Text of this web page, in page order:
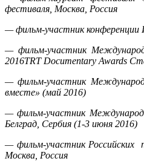
фестиваля, Москва, Россия
— фильм-участник
— фильм-участник
2016TRT Documentary Awards
— фильм-участник
вместе» (май 2016)
— фильм-участник
Белград, Сербия (1-3 июня 2016)
— фильм-участник
Москва, Россия